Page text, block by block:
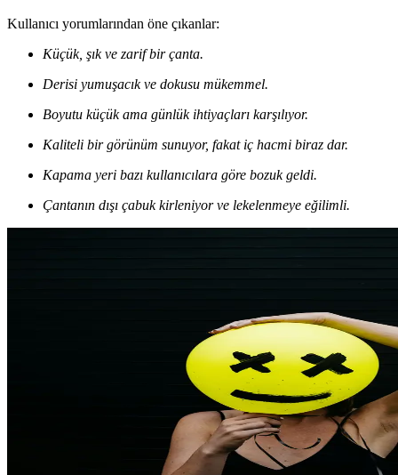
Kullanıcı yorumlarından öne çıkanlar:
Küçük, şık ve zarif bir çanta.
Derisi yumuşacık ve dokusu mükemmel.
Boyutu küçük ama günlük ihtiyaçları karşılıyor.
Kaliteli bir görünüm sunuyor, fakat iç hacmi biraz dar.
Kapama yeri bazı kullanıcılara göre bozuk geldi.
Çantanın dışı çabuk kirleniyor ve lekelenmeye eğilimli.